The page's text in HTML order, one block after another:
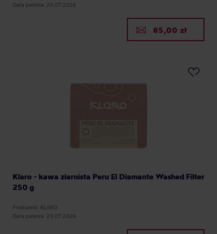
Data palenia: 20.07.2026
85,00 zł
Klaro - kawa ziarnista Peru El Diamante Washed Filter
250 g
Producent: KLARO
Data palenia: 20.07.2026